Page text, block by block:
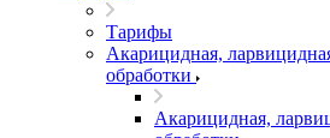
Тарифы
Акарицидная,
обработки
Акарицидная,